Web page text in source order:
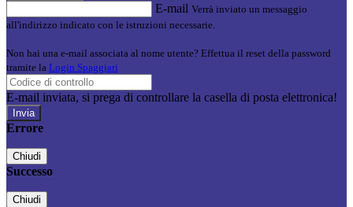
E-mail Verrà inviato un messaggio
all'indirizzo indicato con le istruzioni necessarie.
Non hai una e-mail associata al nome utente? Effettua il reset della password
tramite la Login Spaggiari
E-mail inviata, si prega di controllare la casella di posta elettronica!
Errore
Chiudi
Successo
Chiudi